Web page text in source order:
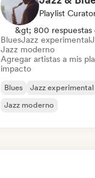
Playlist
&gt; 800 respuestas
BluesJazz experimental
Jazz moderno
Agregar artistas a mis
impacto
Blues Jazz experimental
Jazz moderno